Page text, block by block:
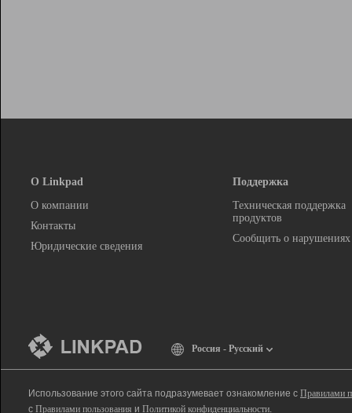
О Linkpad
О компании
Контакты
Юридические сведения
Поддержка
Техническая поддержка
продуктов
Сообщить о нарушениях
Россия - Русский
Использование этого сайта подразумевает ознакомление с Правилами
с Правилами пользования и Политикой конфиденциальности.